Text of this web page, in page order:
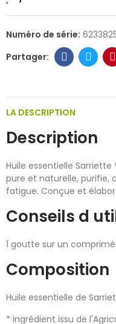
Numéro de série:
LA DESCRIPTION
Description
Huile essentielle Sarriette
pure et naturelle, purifie,
fatigue. Conçue et
Conseils d
1 goutte sur un
Composition
Huile essentielle de
* ingrédient issu de